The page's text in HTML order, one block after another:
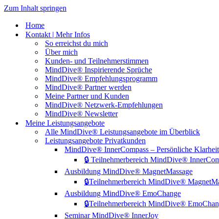
Zum Inhalt springen
Home
Kontakt | Mehr Infos
So erreichst du mich
Über mich
Kunden- und Teilnehmerstimmen
MindDive® Inspirierende Sprüche
MindDive® Empfehlungsprogramm
MindDive® Partner werden
Meine Partner und Kunden
MindDive® Netzwerk-Empfehlungen
MindDive® Newsletter
Meine Leistungsangebote
Alle MindDive® Leistungsangebote im Überblick
Leistungsangebote Privatkunden
MindDive® InnerCompass – Persönliche Klarheit
🔒 Teilnehmerbereich MindDive®
Ausbildung MindDive® MagnetMassage
🔒Teilnehmerbereich MindDive®
Ausbildung MindDive® EmoChange
🔒Teilnehmerbereich MindDive®
Seminar MindDive® InnerJoy